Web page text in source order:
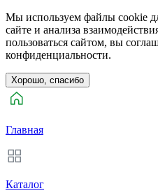
Мы используем файлы cookie
сайте и анализа
пользоваться сайтом, вы
конфиденциальности.
Хорошо, спасибо
Главная
Каталог